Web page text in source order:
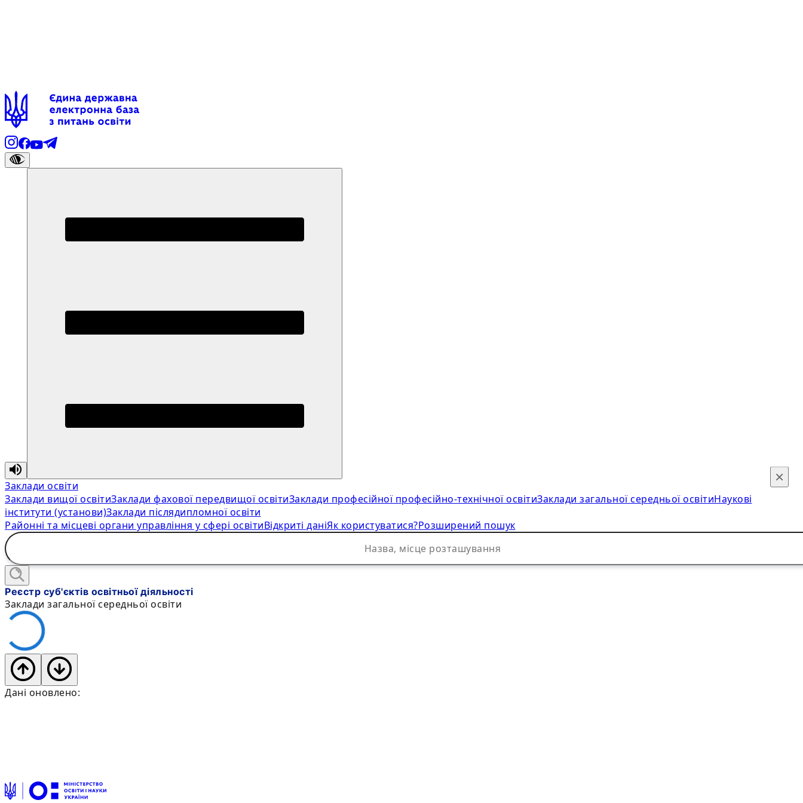
Заклади освіти
Заклади вищої освітиЗаклади фахової передвищої освітиЗаклади професійної професійно-технічної освітиЗаклади загальної середньої освітиНаукові
інститути (установи)Заклади післядипломної освіти
Районні та місцеві органи управління у сфері освітиВідкриті даніЯк користуватися?Розширений пошук
×
Реєстр суб'єктів освітньої діяльності
Заклади загальної середньої освіти
Дані оновлено: